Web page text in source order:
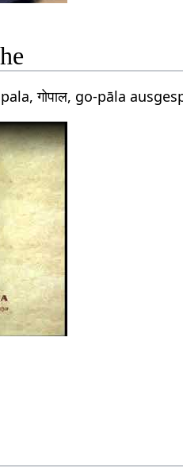
गोपाल, go-pāla